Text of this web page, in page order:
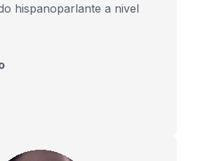
hispanoparlante a nivel